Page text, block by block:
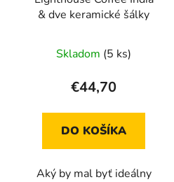
& dve keramické šálky
Skladom (5 ks)
€44,70
DO KOŠÍKA
Aký by mal byť ideálny